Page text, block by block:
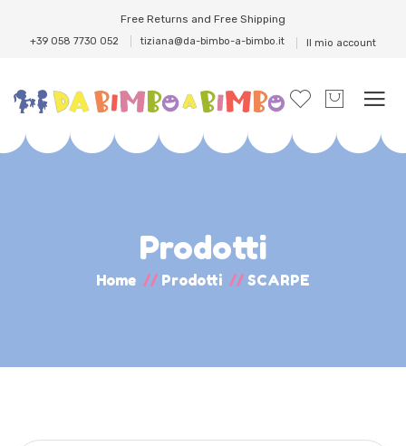
Free Returns and Free Shipping
+39 058 7730 052 tiziana@da-bimbo-a-bimbo.it Il mio account
Prodotti
Home // Prodotti // SCARPE